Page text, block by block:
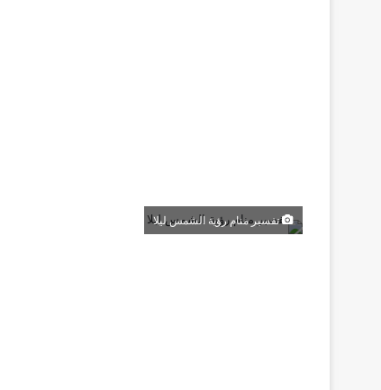
تفسير منام رؤية الشمس ليلا